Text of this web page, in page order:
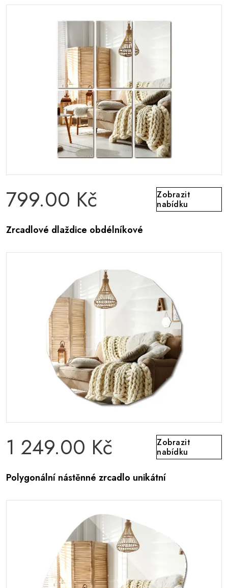
799.00 Kč
Zobrazit
nabídku
Zrcadlové dlaždice obdélníkové
1 249.00 Kč
Zobrazit
nabídku
Polygonální nástěnné zrcadlo unikátní